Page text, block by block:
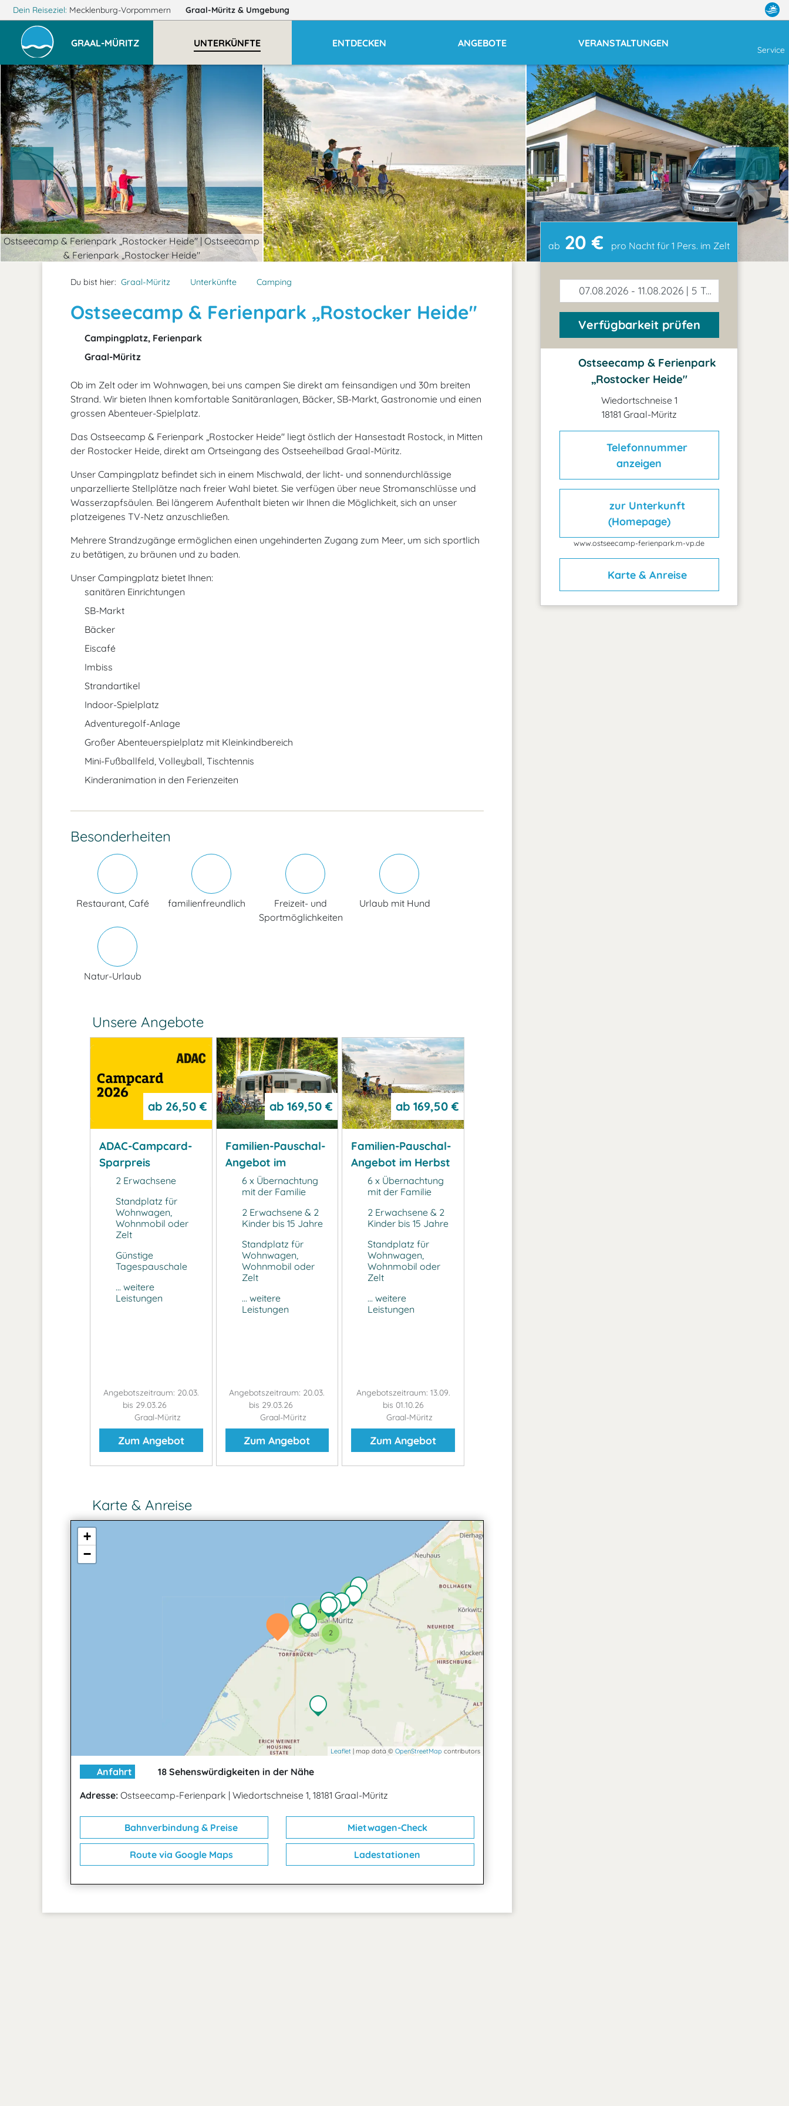
Dein Reiseziel: Mecklenburg-Vorpommern Graal-Müritz & Umgebung
GRAAL-MÜRITZ UNTERKÜNFTE ENTDECKEN ANGEBOTE VERANSTALTUNGEN
Service
Ostseecamp & Ferienpark „Rostocker Heide" | Ostseecamp
& Ferienpark „Rostocker Heide"
Du bist hier: Graal-Müritz Unterkünfte Camping
Ostseecamp & Ferienpark „Rostocker Heide"
Campingplatz, Ferienpark
Graal-Müritz
Ob im Zelt oder im Wohnwagen, bei uns campen Sie direkt am feinsandigen und 30m breiten
Strand. Wir bieten Ihnen komfortable Sanitäranlagen, Bäcker, SB-Markt, Gastronomie und einen
grossen Abenteuer-Spielplatz.
Das Ostseecamp & Ferienpark „Rostocker Heide" liegt östlich der Hansestadt Rostock, in Mitten
der Rostocker Heide, direkt am Ortseingang des Ostseeheilbad Graal-Müritz.
Unser Campingplatz befindet sich in einem Mischwald, der licht- und sonnendurchlässige
unparzellierte Stellplätze nach freier Wahl bietet. Sie verfügen über neue Stromanschlüsse und
Wasserzapfsäulen. Bei längerem Aufenthalt bieten wir Ihnen die Möglichkeit, sich an unser
platzeigenes TV-Netz anzuschließen.
Mehrere Strandzugänge ermöglichen einen ungehinderten Zugang zum Meer, um sich sportlich
zu betätigen, zu bräunen und zu baden.
Unser Campingplatz bietet Ihnen:
sanitären Einrichtungen
SB-Markt
Bäcker
Eiscafé
Imbiss
Strandartikel
Indoor-Spielplatz
Adventuregolf-Anlage
Großer Abenteuerspielplatz mit Kleinkindbereich
Mini-Fußballfeld, Volleyball, Tischtennis
Kinderanimation in den Ferienzeiten
Besonderheiten
Restaurant, Café familienfreundlich
Freizeit- und
Sportmöglichkeiten
Urlaub mit Hund
Natur-Urlaub
Unsere Angebote
ab 26,50 €
ADAC-Campcard-
Sparpreis
2 Erwachsene
Standplatz für
Wohnwagen,
Wohnmobil oder
Zelt
Günstige
Tagespauschale
... weitere
Leistungen
Angebotszeitraum: 20.03.
bis 29.03.26
Graal-Müritz
Zum Angebot
ab169,50 €
Familien-Pauschal-
Angebot im
Frühling
6 x Übernachtung
mit der Familie
2 Erwachsene & 2
Kinder bis 15 Jahre
Standplatz für
Wohnwagen,
Wohnmobil oder
Zelt
... weitere
Leistungen
Angebotszeitraum: 20.03.
bis 29.03.26
Graal-Müritz
Zum Angebot
ab 169,50 €
Familien-Pauschal-
Angebot im Herbst
6 x Übernachtung
mit der Familie
2 Erwachsene & 2
Kinder bis 15 Jahre
Standplatz für
Wohnwagen,
Wohnmobil oder
Zelt
... weitere
Leistungen
Angebotszeitraum: 13.09.
bis 01.10.26
Graal-Müritz
Zum Angebot
Karte & Anreise
2
3
4
+
−
Leaflet | map data © OpenStreetMap contributors
Anfahrt
18 Sehenswürdigkeiten in der Nähe
Adresse: Ostseecamp-Ferienpark | Wiedortschneise 1, 18181 Graal-Müritz
Bahnverbindung & Preise Mietwagen-Check
Route via Google Maps Ladestationen
ab 20 € pro Nacht für 1 Pers. im Zelt
07.08.2026 - 11.08.2026 | 5 Tage
Verfügbarkeit prüfen
Ostseecamp & Ferienpark
„Rostocker Heide"
Wiedortschneise 1
18181 Graal-Müritz
Telefonnummer
anzeigen
zur Unterkunft
(Homepage)
www.ostseecamp-ferienpark.m-vp.de
Karte & Anreise